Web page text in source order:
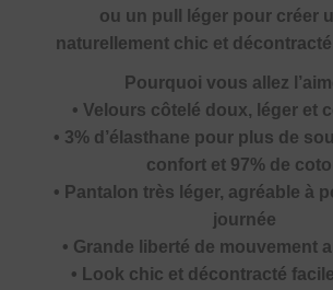
ou un pull léger pour créer
naturellement chic et
Pourquoi vous allez
• Velours côtelé doux, léger et
• 3% d’élasthane pour plus de
confort et 97% de
• Pantalon très léger, agréable à
journée
• Grande liberté de mouvement
• Look chic et décontracté